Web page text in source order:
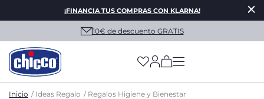
¡FINANCIA TUS COMPRAS CON KLARNA!
10€ de descuento GRATIS
(has more options
Inicio Ideas Regalo Regalos Higiene y Bienestar